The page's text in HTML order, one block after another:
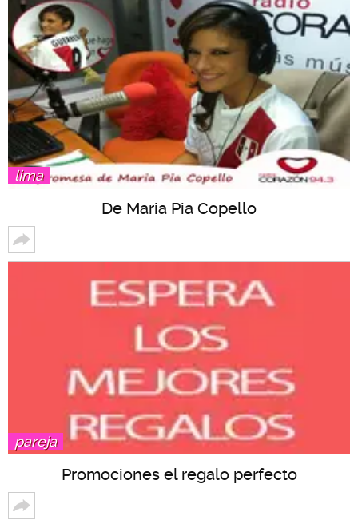
lima
De Maria Pia Copello
pareja
Promociones el regalo perfecto